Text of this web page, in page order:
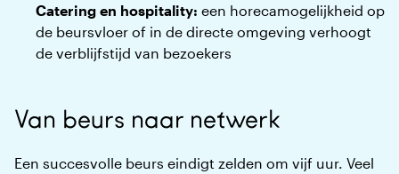
Catering en hospitality: een horecamogelijkheid op
de beursvloer of in de directe omgeving verhoogt
de verblijfstijd van bezoekers
Van beurs naar netwerk
Een succesvolle beurs eindigt zelden om vijf uur. Veel